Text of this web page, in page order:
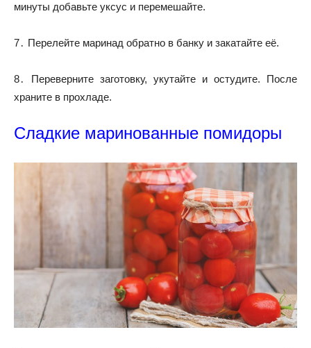
минуты добавьте уксус и перемешайте.
7․ Перелейте маринад обратно в банку и закатайте её.
8․ Переверните заготовку, укутайте и остудите. После
храните в прохладе.
Сладкие маринованные помидоры